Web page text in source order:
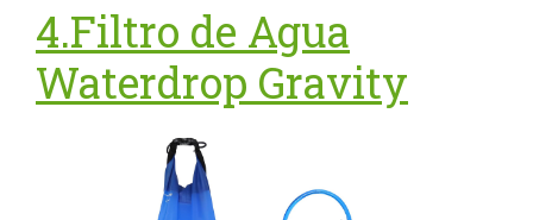
4.Filtro de Agua
Waterdrop Gravity